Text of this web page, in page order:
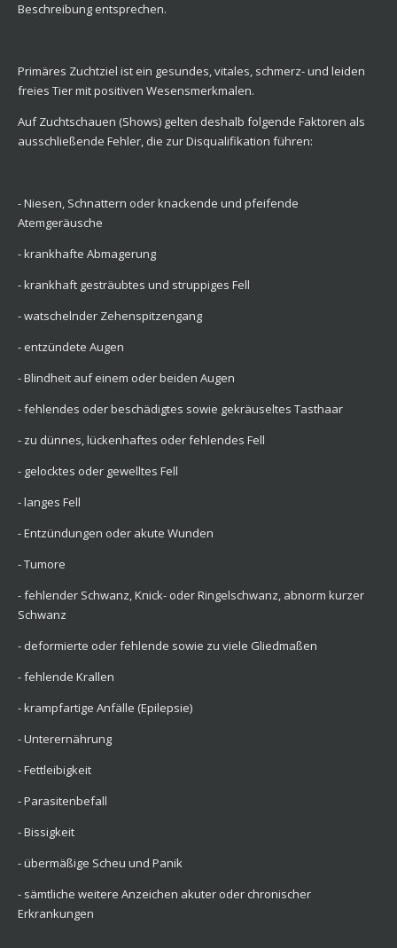
Beschreibung entsprechen.
Primäres Zuchtziel ist ein gesundes, vitales, schmerz- und leiden
freies Tier mit positiven Wesensmerkmalen.
Auf Zuchtschauen (Shows) gelten deshalb folgende Faktoren als
ausschließende Fehler, die zur Disqualifikation führen:
- Niesen, Schnattern oder knackende und pfeifende
Atemgeräusche
- krankhafte Abmagerung
- krankhaft gesträubtes und struppiges Fell
- watschelnder Zehenspitzengang
- entzündete Augen
- Blindheit auf einem oder beiden Augen
- fehlendes oder beschädigtes sowie gekräuseltes Tasthaar
- zu dünnes, lückenhaftes oder fehlendes Fell
- gelocktes oder gewelltes Fell
- langes Fell
- Entzündungen oder akute Wunden
- Tumore
- fehlender Schwanz, Knick- oder Ringelschwanz, abnorm kurzer
Schwanz
- deformierte oder fehlende sowie zu viele Gliedmaßen
- fehlende Krallen
- krampfartige Anfälle (Epilepsie)
- Unterernährung
- Fettleibigkeit
- Parasitenbefall
- Bissigkeit
- übermäßige Scheu und Panik
- sämtliche weitere Anzeichen akuter oder chronischer
Erkrankungen